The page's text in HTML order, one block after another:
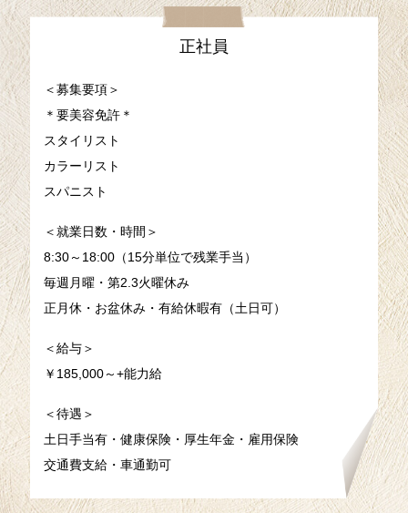
正社員
＜募集要項＞
＊要美容免許＊
スタイリスト
カラーリスト
スパニスト
＜就業日数・時間＞
8:30～18:00（15分単位で残業手当）
毎週月曜・第2.3火曜休み
正月休・お盆休み・有給休暇有（土日可）
＜給与＞
￥185,000～+能力給
＜待遇＞
土日手当有・健康保険・厚生年金・雇用保険
交通費支給・車通勤可